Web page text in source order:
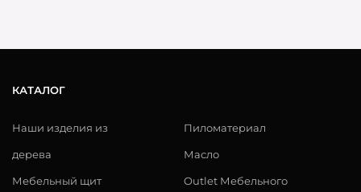
КАТАЛОГ
Наши изделия из
дерева
Мебельный щит
Пиломатериал
Масло
Outlet Мебельного